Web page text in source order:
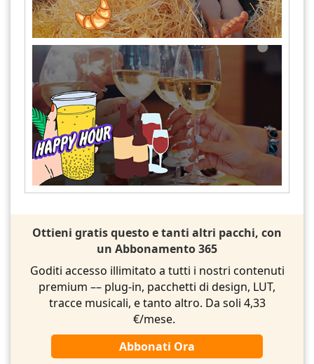
Ottieni gratis questo e tanti altri pacchi, con
un Abbonamento 365
Goditi accesso illimitato a tutti i nostri contenuti
premium –– plug-in, pacchetti di design, LUT,
tracce musicali, e tanto altro. Da soli 4,33
€/mese.
Abbonati Ora